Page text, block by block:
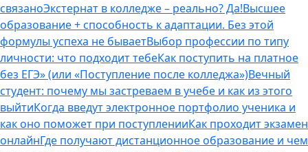
связаноЭкстернат в колледже – реально? Да!Высшее
образование + способность к адаптации. Без этой
формулы успеха не бываетВыбор профессии по типу
личности: что подходит тебеКак поступить на платное
без ЕГЭ» (или «Поступление после колледжа»)Вечный
студент: почему мы застреваем в учебе и как из этого
выйтиКогда введут электронное портфолио ученика и
как оно поможет при поступленииКак проходит экзамен
онлайнГде получают дистанционное образование и чем